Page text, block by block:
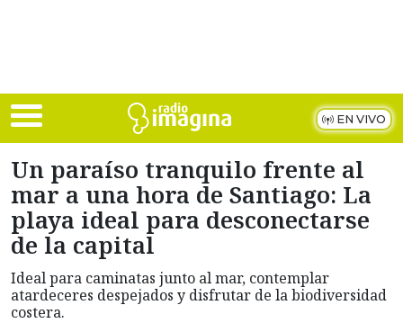
EN VIVO
Un paraíso tranquilo frente al
mar a una hora de Santiago: La
playa ideal para desconectarse
de la capital
Ideal para caminatas junto al mar, contemplar
atardeceres despejados y disfrutar de la biodiversidad
costera.